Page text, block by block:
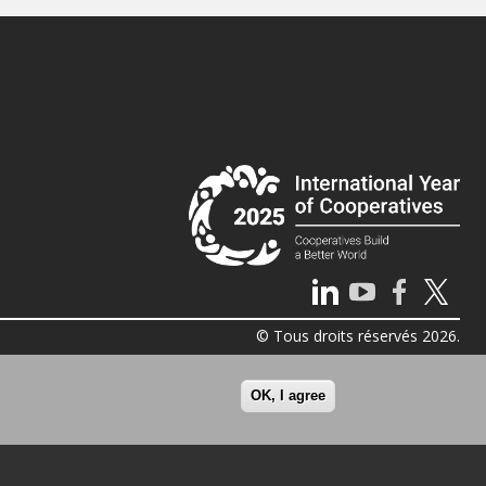
© Tous droits réservés 2026.
OK, I agree